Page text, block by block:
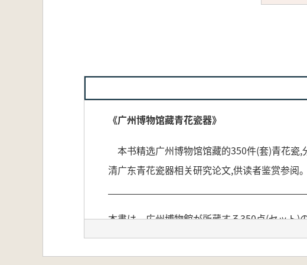
《广州博物馆藏青花瓷器》
本书精选广州博物馆馆藏的350件(套)青花瓷
清广东青花瓷器相关研究论文,供读者鉴赏参阅。
本書は、広州博物館が所蔵する350点(セット)
おり、図版部分では年代、器形、文様に従っ
録されており、読者が鑑賞・参考にできるよ